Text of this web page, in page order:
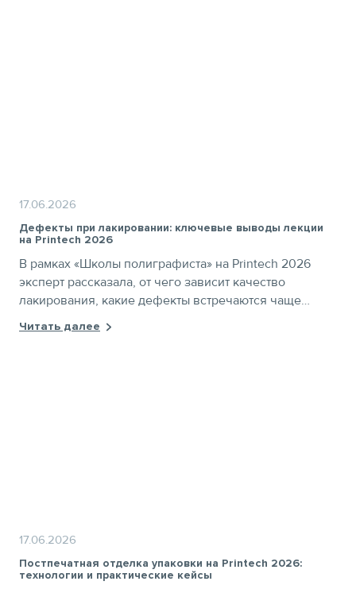
17.06.2026
Дефекты при лакировании: ключевые выводы лекции
на Printech 2026
В рамках «Школы полиграфиста» на Printech 2026
эксперт рассказала, от чего зависит качество
лакирования, какие дефекты встречаются чаще
Читать далее
17.06.2026
Постпечатная отделка упаковки на Printech 2026:
технологии и практические кейсы